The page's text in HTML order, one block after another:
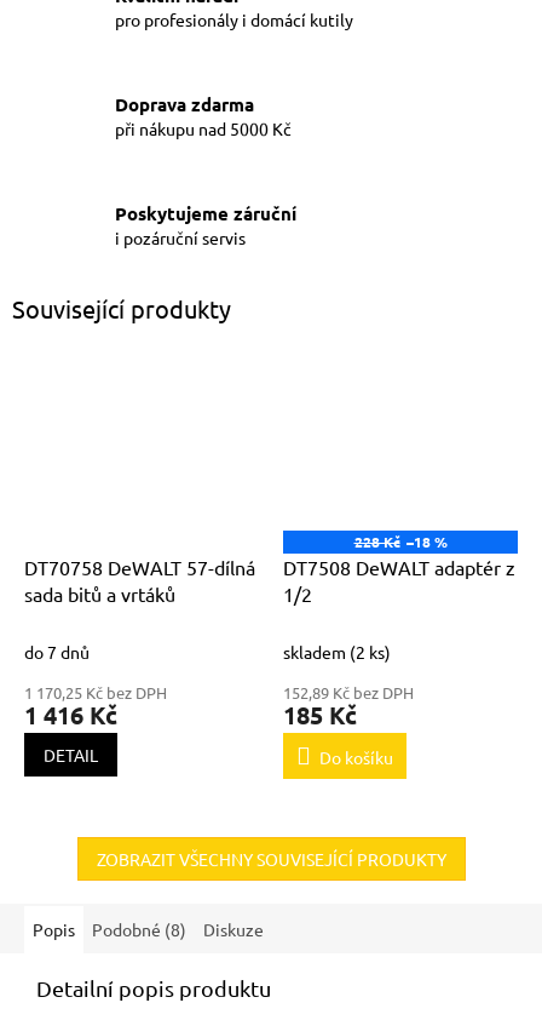
pro profesionály i domácí kutily
Doprava zdarma
při nákupu nad 5000 Kč
Poskytujeme záruční
i pozáruční servis
Související produkty
DT70758 DeWALT 57-dílná
sada bitů a vrtáků
do 7 dnů
1 170,25 Kč bez DPH
1 416 Kč
DETAIL
228 Kč –18 %
DT7508 DeWALT adaptér z
1/2
skladem (2 ks)
152,89 Kč bez DPH
185 Kč
Do košíku
ZOBRAZIT VŠECHNY SOUVISEJÍCÍ PRODUKTY
Popis Podobné (8) Diskuze
Detailní popis produktu